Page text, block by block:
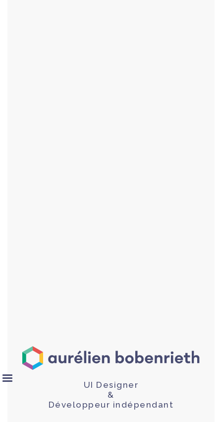
UI Designer
&
Développeur indépendant